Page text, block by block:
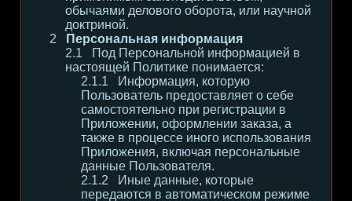
обычаями делового оборота, или научной
доктриной.
Персональная информация
Под Персональной информацией в
настоящей Политике понимается:
Информация, которую
Пользователь предоставляет о себе
самостоятельно при регистрации в
Приложении, оформлении заказа, а
также в процессе иного использования
Приложения, включая персональные
данные Пользователя.
Иные данные, которые
передаются в автоматическом режиме